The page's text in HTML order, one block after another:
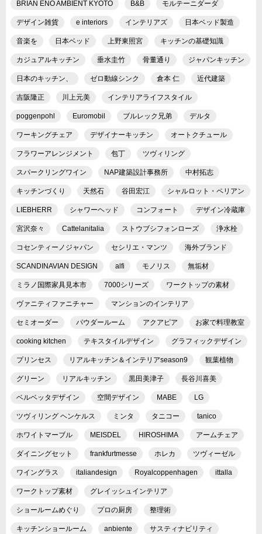
BRIAN ENO AMBIENT KYOTO B&B モルテーニダーダ
デザイン雑貨 e interiors インテリアズ 日本ベッド製造
音楽を 日本ベッド 上野東照宮 キッチンの基礎知識
カジュアルキッチン 垂水圭竹 骨董通り ジャパンキッチン
日本のキッチン、 ゼロ動線シンク 倉本 仁 近代建築
吉阪隆正 川上元美 インテリアライフスタイル
poggenpohl Euromobil ブルレック兄弟 デルタ
ワーキングチェア デザイナーキッチン オートクチュール
フラワーアレンジメント 包丁 ツヴィリング
スパークリングワイン NAP建築設計事務所 中村拓志
キッチンづくり 天然石 谷田宏江 シャルロット・ペリアン
LIEBHERR シャワーヘッド コンフォート デザイン冷蔵庫
宮沢奈々 Cattelanitalia ストウブシフォンローズ 浄水栓
コセンティーノジャパン セシリエ・マンツ 海外ブランド
SCANDINAVIAN DESIGN alfi モノリス 無垢材
ミラノ国際家具見本市 7000シリーズ ワークトップの素材
ヴァニティファニチャー マンションのインテリア
セミオーダー パウダールーム アクアピア お家で料理教室
cooking kitchen テキスタイルデザイン グラフィックデザイン
プリンセス リアルキッチン＆インテリアseason9 観葉植物
グリーン リアルキッチン 黒田美津子 長谷川喜美
ベルベッタデザイン 空間デザイン MABE LG
ツヴィリング ヘンケルス ミンタ タニコー tanico
ホワイトマーブル MEISDEL HIROSHIMA アームチェア
ダイニングセット frankfurtmesse ホレカ ツヴィーゼル
ワイングラス italiandesign Royalcoppenhagen ittalla
ワークトップ素材 グレイッシュインテリア
ショールームめぐり プロの厨房 整理術
キッチンショールーム anbiente サスティナビリティ